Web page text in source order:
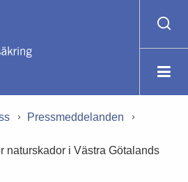
Pressmeddelanden
naturskador i Västra Götalands